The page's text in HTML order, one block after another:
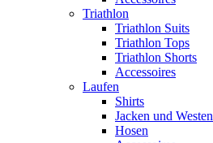
Triathlon
Triathlon Suits
Triathlon Tops
Triathlon Shorts
Accessoires
Laufen
Shirts
Jacken und Westen
Hosen